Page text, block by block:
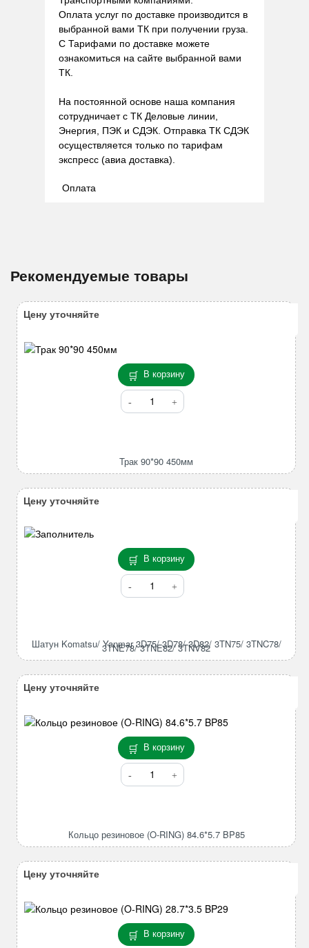
Оплата услуг по доставке производится в
выбранной вами ТК при получении груза.
С Тарифами по доставке можете
ознакомиться на сайте выбранной вами
ТК.
На постоянной основе наша компания
сотрудничает с ТК Деловые линии,
Энергия, ПЭК и СДЭК. Отправка ТК СДЭК
осуществляется только по тарифам
экспресс (авиа доставка).
Оплата
Рекомендуемые товары
В корзину
Количество
товара
Трак 90*90 450мм
Цену уточняйте
В корзину
Количество
товара
Yanmar
3D75/
3TNE78/
3TNE82/
3TNV82
Шатун Komatsu/ Yanmar 3D75/ 3D78/ 3D82/ 3TN75/ 3TNC78/
3TNE78/ 3TNE82/ 3TNV82
Цену уточняйте
В корзину
Количество
товара
RING)
Кольцо резиновое (O-RING) 84.6*5.7 BP85
Цену уточняйте
В корзину
Цену уточняйте